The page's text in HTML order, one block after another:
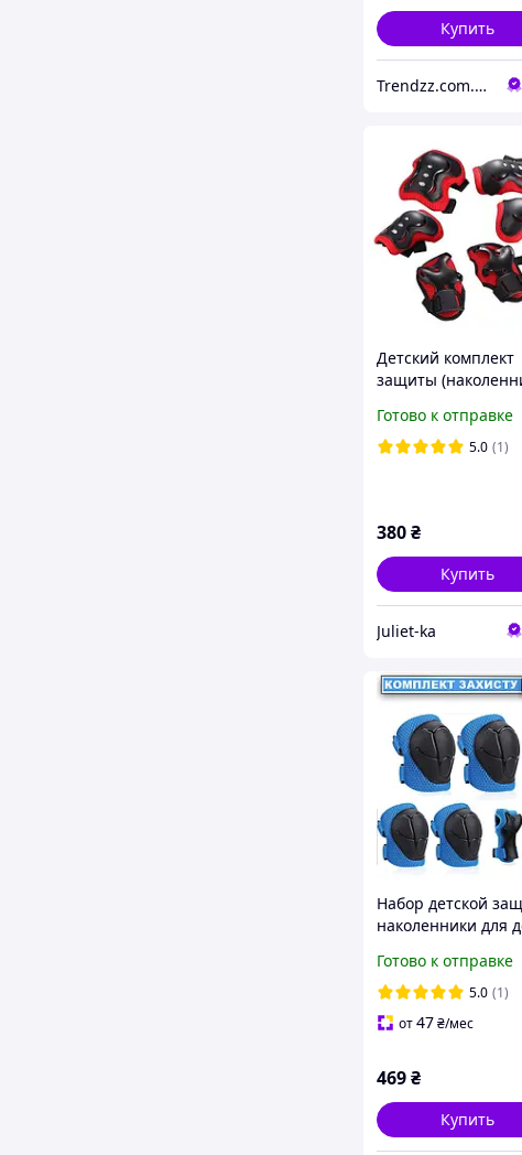
Купить
Trendzz.com.ua
Детский комплект
защиты
запястий) Черный
Готово к отправке
5.0 (1)
380₴
Купить
Juliet-ka
Набор детской
наколенники для
налокотники
наладонники
для рук Синие
Готово к отправке
5.0 (1)
от47₴/мес
469₴
Купить